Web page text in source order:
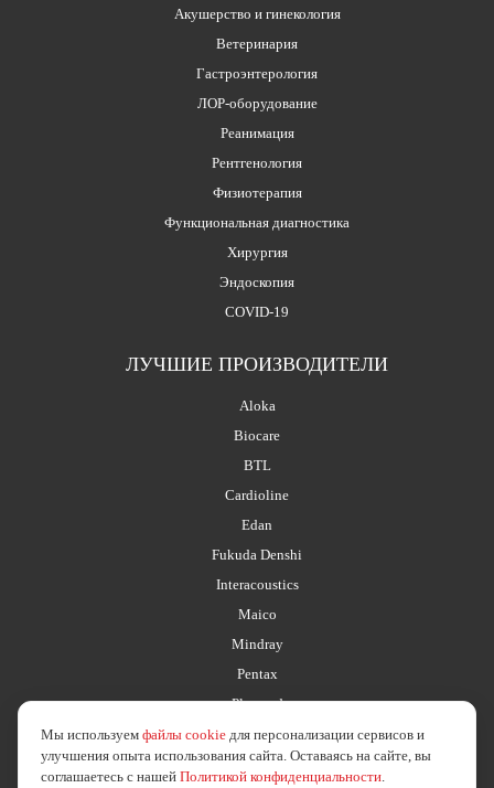
Акушерство и гинекология
Ветеринария
Гастроэнтерология
ЛОР-оборудование
Реанимация
Рентгенология
Физиотерапия
Функциональная диагностика
Хирургия
Эндоскопия
COVID-19
ЛУЧШИЕ ПРОИЗВОДИТЕЛИ
Aloka
Biocare
BTL
Cardioline
Edan
Fukuda Denshi
Interacoustics
Maico
Mindray
Pentax
Planmed
Мы используем файлы cookie для персонализации сервисов и
улучшения опыта использования сайта. Оставаясь на сайте, вы
соглашаетесь с нашей Политикой конфиденциальности.